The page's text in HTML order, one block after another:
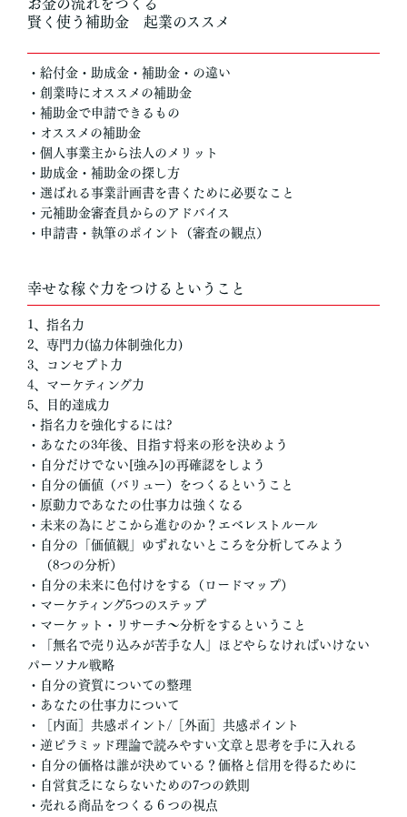
お金の流れをつくる
賢く使う補助金 起業のススメ
・給付金・助成金・補助金・の違い
・創業時にオススメの補助金
・補助金で申請できるもの
・オススメの補助金
・個人事業主から法人のメリット
・助成金・補助金の探し方
・選ばれる事業計画書を書くために必要なこと
・元補助金審査員からのアドバイス
・申請書・執筆のポイント（審査の観点）
幸せな稼ぐ力をつけるということ
1、指名力
2、専門力(協力体制強化力)
3、コンセプト力
4、マーケティング力
5、目的達成力
・指名力を強化するには?
・あなたの3年後、目指す将来の形を決めよう
・自分だけでない[強み]の再確認をしよう
・自分の価値（バリュー）をつくるということ
・原動力であなたの仕事力は強くなる
・未来の為にどこから進むのか？エベレストルール
・自分の「価値観」ゆずれないところを分析してみよう
（8つの分析）
・自分の未来に色付けをする（ロードマップ）
・マーケティング5つのステップ
・マーケット・リサーチ〜分析をするということ
・「無名で売り込みが苦手な人」ほどやらなければいけない
パーソナル戦略
・自分の資質についての整理
・あなたの仕事力について
・［内面］共感ポイント/［外面］共感ポイント
・逆ピラミッド理論で読みやすい文章と思考を手に入れる
・自分の価格は誰が決めている？価格と信用を得るために
・自営貧乏にならないための7つの鉄則
・売れる商品をつくる６つの視点